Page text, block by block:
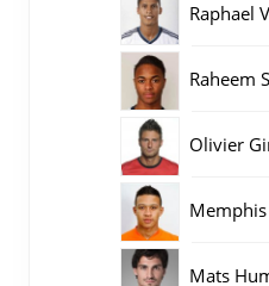
Raphael
Raheem
Olivier
Mats